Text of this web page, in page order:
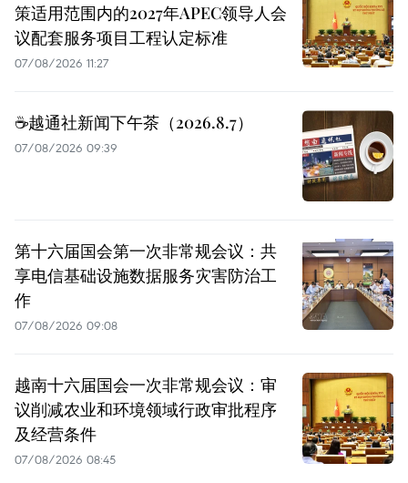
策适用范围内的2027年APEC领导人会
议配套服务项目工程认定标准
07/08/2026 11:27
☕️越通社新闻下午茶（2026.8.7）
07/08/2026 09:39
第十六届国会第一次非常规会议：共
享电信基础设施数据服务灾害防治工
作
07/08/2026 09:08
越南十六届国会一次非常规会议：审
议削减农业和环境领域行政审批程序
及经营条件
07/08/2026 08:45